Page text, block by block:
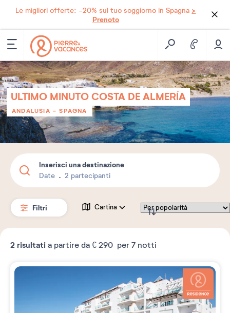
Le migliori offerte: -20% sul tuo soggiorno in Spagna >
Prenoto
ULTIMO MINUTO COSTA DE ALMERÍA
ANDALUSIA -SPAGNA
Inserisci una destinazione
Date 2 partecipanti
Filtri Cartina
2 risultati a partire da € 290 per 7 notti